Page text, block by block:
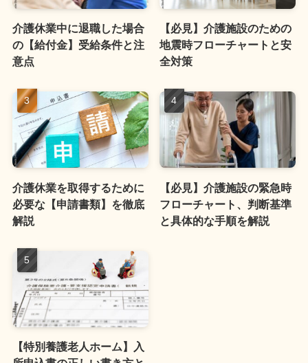
介護休業中に退職した場合
の【給付金】受給条件と注
意点
【必見】介護施設のための
地震時フローチャートと安
全対策
介護休業を取得するために
必要な【申請書類】を徹底
解説
【必見】介護施設の緊急時
フローチャート、判断基準
と具体的な手順を解説
【特別養護老人ホーム】入